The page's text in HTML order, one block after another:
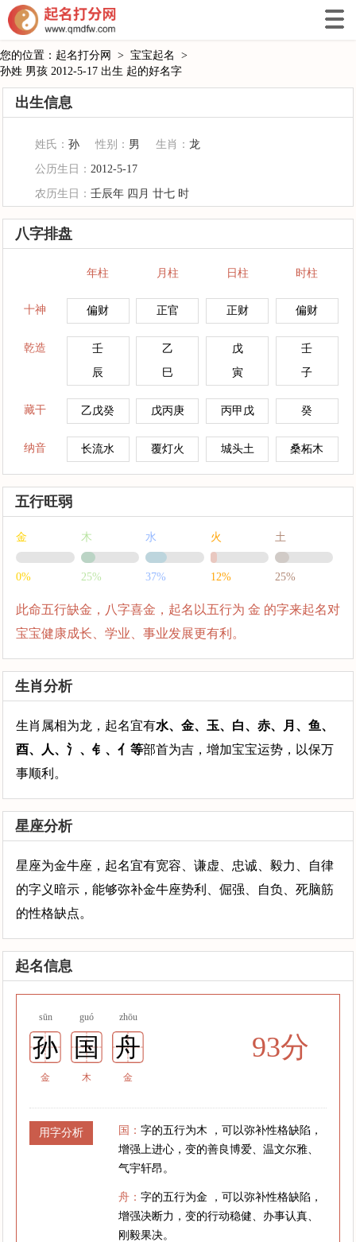
您的位置： 起名打分网 > 宝宝起名
>
孙姓 男孩 2012-5-17 出生 起的好名字
出生信息
姓氏：孙 性别： 男 生肖：龙
公历生日：2012-5-17
农历生日：壬辰年 四月 廿七 时
八字排盘
年柱 月柱 日柱 时柱
十神 偏财 正官 正财 偏财
乾造
壬
辰
乙
巳
戊
寅
壬
子
藏干 乙戊癸 戊丙庚 丙甲戊 癸
纳音 长流水 覆灯火 城头土 桑柘木
五行旺弱
金
0%
木
25%
水
37%
火
12%
土
25%
此命五行缺金，八字喜金，起名以五行为 金 的字来起名对
宝宝健康成长、学业、事业发展更有利。
生肖分析
生肖属相为龙，起名宜有水、金、玉、白、赤、月、鱼、
酉、人、氵、钅、亻等部首为吉，增加宝宝运势，以保万
事顺利。
星座分析
星座为金牛座，起名宜有宽容、谦虚、忠诚、毅力、自律
的字义暗示，能够弥补金牛座势利、倔强、自负、死脑筋
的性格缺点。
起名信息
sūn guó zhōu
孙 国 舟
金 木 金
93分
用字分析 国：字的五行为木 ，可以弥补性格缺陷，
增强上进心，变的善良博爱、温文尔雅、
气宇轩昂。
舟：字的五行为金 ，可以弥补性格缺陷，
增强决断力，变的行动稳健、办事认真、
刚毅果决。